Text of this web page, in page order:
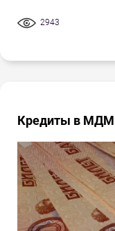
2943
Кредиты в МДМ